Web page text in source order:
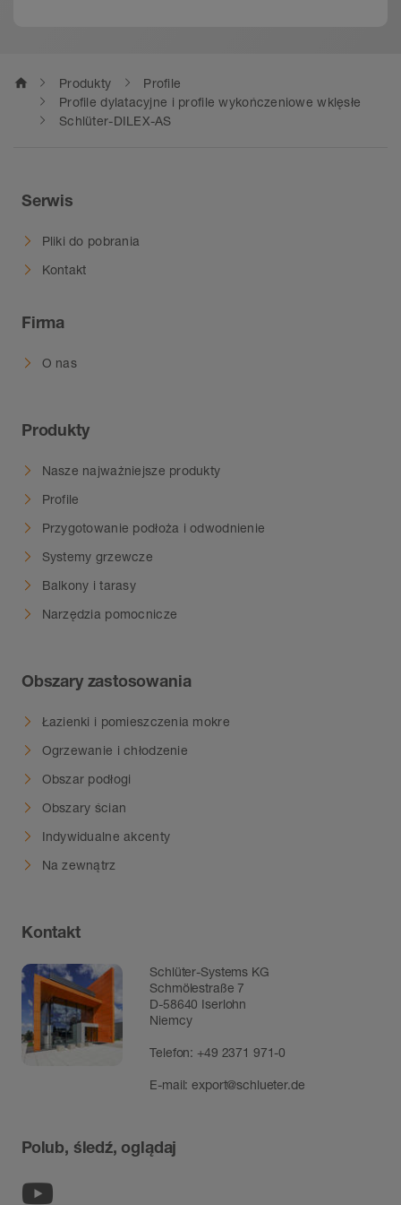
home Produkty
Profile
Profile dylatacyjne i profile wykończeniowe wklęsłe
Schlüter-DILEX-AS
Serwis
Pliki do pobrania
Kontakt
Firma
O nas
Produkty
Nasze najważniejsze produkty
Profile
Przygotowanie podłoża i odwodnienie
Systemy grzewcze
Balkony i tarasy
Narzędzia pomocnicze
Obszary zastosowania
Łazienki i pomieszczenia mokre
Ogrzewanie i chłodzenie
Obszar podłogi
Obszary ścian
Indywidualne akcenty
Na zewnątrz
Kontakt
Schlüter-Systems KG
Schmölestraße 7
D-58640 Iserlohn
Niemcy
Telefon:+49 2371 971-0
E-mail:export@schlueter.de
Polub, śledź, oglądaj